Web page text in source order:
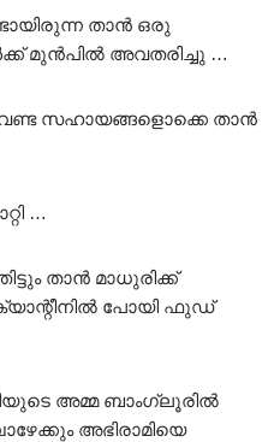
താൻ ഒരു
മുൻപിൽ അവതരിച്ചു …
സഹായങ്ങളൊക്കെ താൻ
…
താൻ മാധുരിക്ക്
പോയി ഫുഡ്
അമ്മ ബാംഗ്ലൂരിൽ
അഭിരാമിയെ